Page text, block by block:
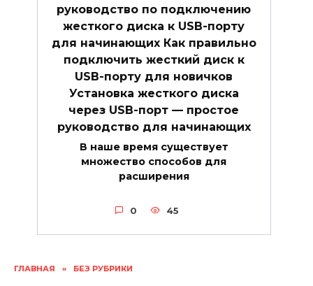
ГЛАВНАЯ » БЕЗ РУБРИКИ
руководство по подключению
жесткого диска к USB-порту
для начинающих Как правильно
подключить жесткий диск к
USB-порту для новичков
Установка жесткого диска
через USB-порт — простое
руководство для начинающих
В наше время существует
множество способов для
расширения
0 45